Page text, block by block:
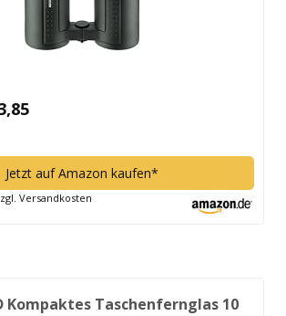
Jetzt auf Amazon kaufen*
Versandkosten
Kompaktes Taschenfernglas 10